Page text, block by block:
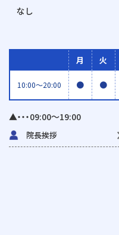
なし
月 火
10:00〜20:00 ● ●
▲・・・09:00〜19:00
院長挨拶